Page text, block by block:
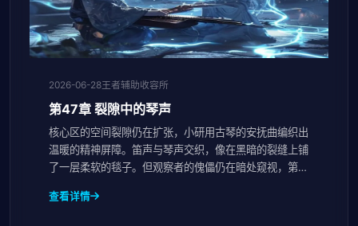
2026-06-28王者辅助收容所
第47章 裂隙中的琴声
核心区的空间裂隙仍在扩张，小研用古琴的安抚曲编织出
温暖的精神屏障。笛声与琴声交织，像在黑暗的裂缝上铺
了一层柔软的毯子。但观察者的傀儡仍在暗处窥视，第三
查看详情